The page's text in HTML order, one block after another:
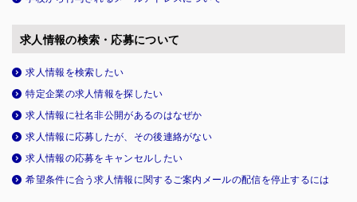
求人情報の検索・応募について
求人情報を検索したい
特定企業の求人情報を探したい
求人情報に社名非公開があるのはなぜか
求人情報に応募したが、その後連絡がない
求人情報の応募をキャンセルしたい
希望条件に合う求人情報に関するご案内メールの配信を停止するには